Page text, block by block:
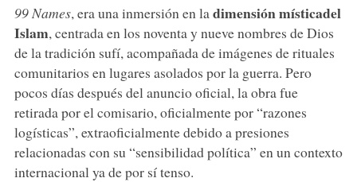
99 Names, era una inmersión en la dimensión místicadel
Islam, centrada en los noventa y nueve nombres de Dios
de la tradición sufí, acompañada de imágenes de rituales
comunitarios en lugares asolados por la guerra. Pero
pocos días después del anuncio oficial, la obra fue
retirada por el comisario, oficialmente por “razones
logísticas”, extraoficialmente debido a presiones
relacionadas con su “sensibilidad política” en un contexto
internacional ya de por sí tenso.